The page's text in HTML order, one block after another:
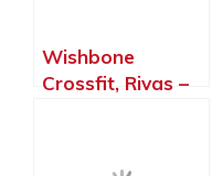
Wishbone
Crossfit, Rivas –